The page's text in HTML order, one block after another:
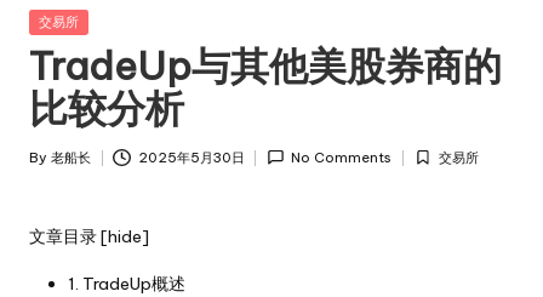
r
d
s
Posted
交易所
TradeUp与其他美股券商的
比较分析
Posted
By 老船长 2025年5月30日 No Comments
Posted
交易所
文章目录[hide]
1. TradeUp概述